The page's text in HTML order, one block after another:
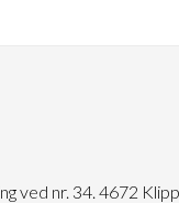
ved nr. 34. 4672